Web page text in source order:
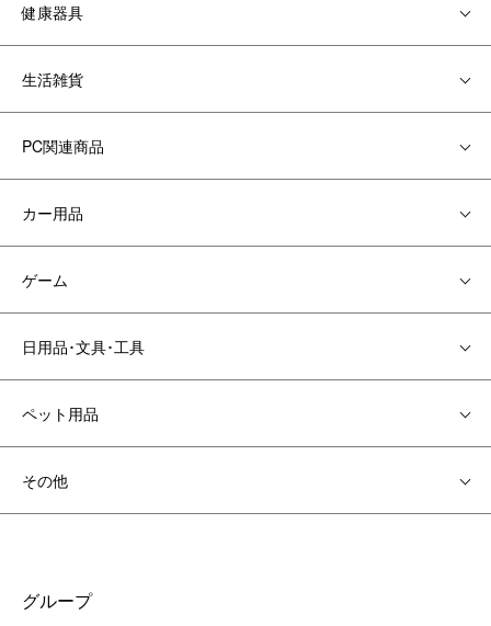
健康器具
生活雑貨
PC関連商品
カー用品
ゲーム
日用品･文具･工具
ペット用品
その他
グループ